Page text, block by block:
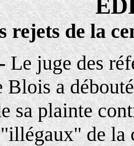
rejets de la
Le juge des
Blois a
sa plainte
de la